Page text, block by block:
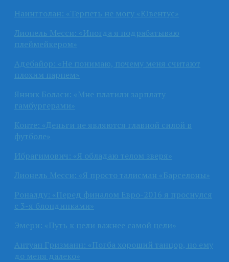
Наингголан: «Терпеть не могу «Ювентус»
Лионель Месси: «Иногда я подрабатываю
плеймейкером»
Адебайор: «Не понимаю, почему меня считают
плохим парнем»
Янник Боласи: «Мне платили зарплату
гамбургерами»
Конте: «Деньги не являются главной силой в
футболе»
Ибрагимович: «Я обладаю телом зверя»
Лионель Месси: «Я просто талисман «Барселоны»
Роналду: «Перед финалом Евро-2016 я проснулся
с 3-я блондинками»
Эмери: «Путь к цели важнее самой цели»
Антуан Гризманн: «Погба хороший танцор, но ему
до меня далеко»